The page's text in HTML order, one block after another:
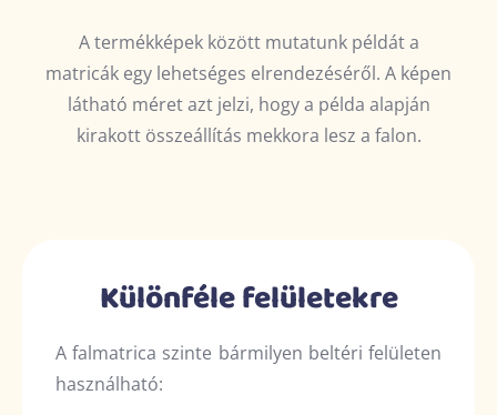
A termékképek között mutatunk példát a
matricák egy lehetséges elrendezéséről. A képen
látható méret azt jelzi, hogy a példa alapján
kirakott összeállítás mekkora lesz a falon.
Különféle felületekre
A falmatrica szinte bármilyen beltéri felületen
használható: